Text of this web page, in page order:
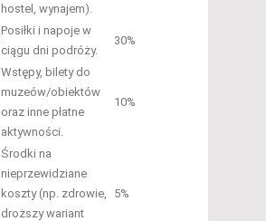
hostel, wynajem).
Posiłki i napoje w
ciągu dni podróży.
30%
Wstępy, bilety do
muzeów/obiektów
oraz inne płatne
aktywności.
10%
Środki na
nieprzewidziane
koszty (np. zdrowie,
droższy wariant
5%